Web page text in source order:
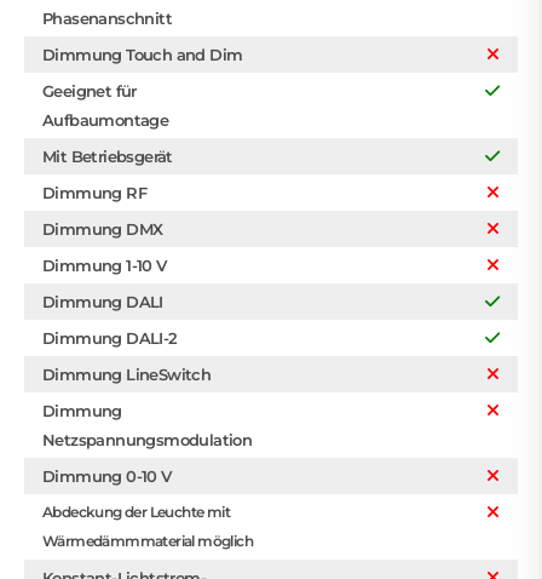
Phasenanschnitt
Dimmung Touch and Dim
Geeignet für
Aufbaumontage
Mit Betriebsgerät
Dimmung RF
Dimmung DMX
Dimmung 1-10 V
Dimmung DALI
Dimmung DALI-2
Dimmung LineSwitch
Dimmung
Netzspannungsmodulation
Dimmung 0-10 V
Abdeckung der Leuchte mit
Wärmedämmmaterial möglich